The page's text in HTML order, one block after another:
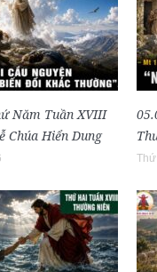
Năm Tuần XVIII
Chúa Hiển Dung